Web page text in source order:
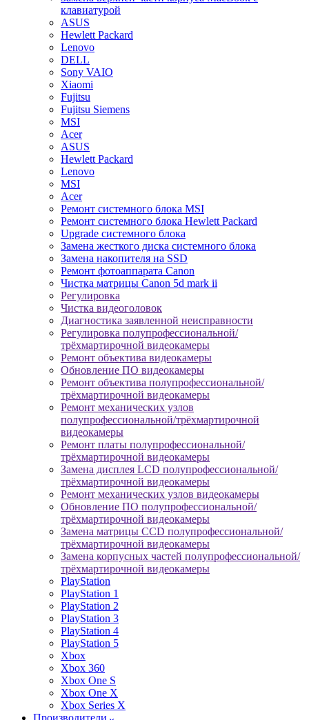
клавиатурой
ASUS
Hewlett Packard
Lenovo
DELL
Sony VAIO
Xiaomi
Fujitsu
Fujitsu Siemens
MSI
Acer
ASUS
Hewlett Packard
Lenovo
MSI
Acer
Ремонт системного блока MSI
Ремонт системного блока Hewlett Packard
Upgrade системного блока
Замена жесткого диска системного блока
Замена накопителя на SSD
Ремонт фотоаппарата Canon
Чистка матрицы Canon 5d mark ii
Регулировка
Чистка видеоголовок
Диагностика заявленной неисправности
Регулировка полупрофессиональной/
трёхмартирочной видеокамеры
Ремонт объектива видеокамеры
Обновление ПО видеокамеры
Ремонт объектива полупрофессиональной/
трёхмартирочной видеокамеры
Ремонт механических узлов
полупрофессиональной/трёхмартирочной
видеокамеры
Ремонт платы полупрофессиональной/
трёхмартирочной видеокамеры
Замена дисплея LCD полупрофессиональной/
трёхмартирочной видеокамеры
Ремонт механических узлов видеокамеры
Обновление ПО полупрофессиональной/
трёхмартирочной видеокамеры
Замена матрицы CCD полупрофессиональной/
трёхмартирочной видеокамеры
Замена корпусных частей полупрофессиональной/
трёхмартирочной видеокамеры
PlayStation
PlayStation 1
PlayStation 2
PlayStation 3
PlayStation 4
PlayStation 5
Xbox
Xbox 360
Xbox One S
Xbox One X
Xbox Series X
Производители